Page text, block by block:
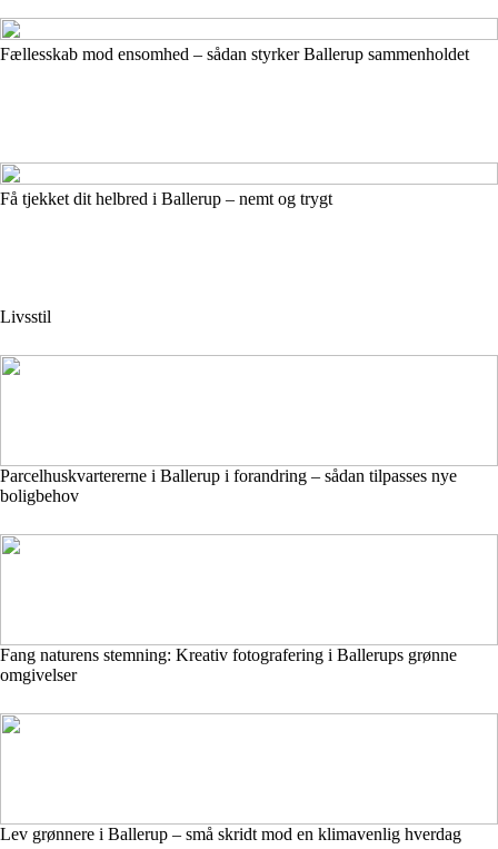
Fællesskab mod ensomhed – sådan styrker Ballerup sammenholdet
Få tjekket dit helbred i Ballerup – nemt og trygt
Livsstil
Parcelhuskvartererne i Ballerup i forandring – sådan tilpasses nye
boligbehov
Fang naturens stemning: Kreativ fotografering i Ballerups grønne
omgivelser
Lev grønnere i Ballerup – små skridt mod en klimavenlig hverdag